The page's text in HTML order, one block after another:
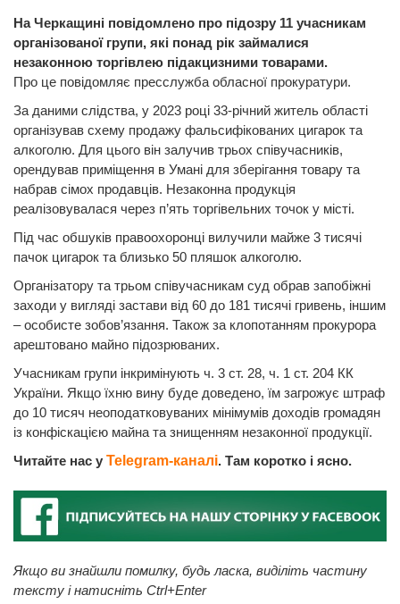
На Черкащині повідомлено про підозру 11 учасникам
організованої групи, які понад рік займалися
незаконною торгівлею підакцизними товарами.
Про це повідомляє пресслужба обласної прокуратури.
За даними слідства, у 2023 році 33-річний житель області
організував схему продажу фальсифікованих цигарок та
алкоголю. Для цього він залучив трьох співучасників,
орендував приміщення в Умані для зберігання товару та
набрав сімох продавців. Незаконна продукція
реалізовувалася через п’ять торгівельних точок у місті.
Під час обшуків правоохоронці вилучили майже 3 тисячі
пачок цигарок та близько 50 пляшок алкоголю.
Організатору та трьом співучасникам суд обрав запобіжні
заходи у вигляді застави від 60 до 181 тисячі гривень, іншим
– особисте зобов’язання. Також за клопотанням прокурора
арештовано майно підозрюваних.
Учасникам групи інкримінують ч. 3 ст. 28, ч. 1 ст. 204 КК
України. Якщо їхню вину буде доведено, їм загрожує штраф
до 10 тисяч неоподатковуваних мінімумів доходів громадян
із конфіскацією майна та знищенням незаконної продукції.
Читайте нас у Telegram-каналі. Там коротко і ясно.
Якщо ви знайшли помилку, будь ласка, виділіть частину
тексту і натисніть Ctrl+Enter